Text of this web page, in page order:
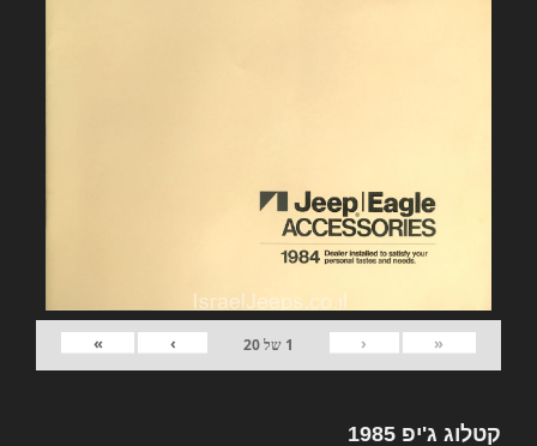
«
‹
1 של20
›
»
קטלוג ג'יפ 1985